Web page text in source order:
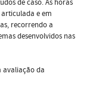
e em
recorrendo a
desenvolvidos nas
avaliação da